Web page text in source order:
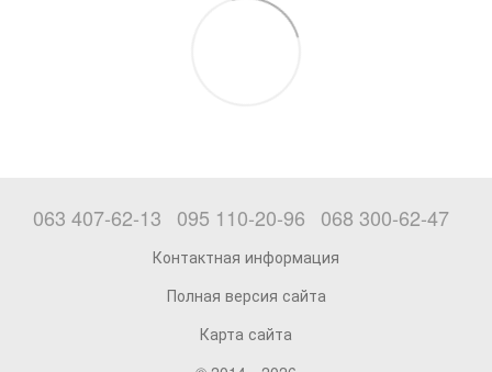
063 407-62-13 095 110-20-96 068 300-62-47
Контактная информация
Полная версия сайта
Карта сайта